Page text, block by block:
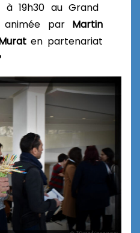
19h30 au Grand
animée par Martin
en partenariat